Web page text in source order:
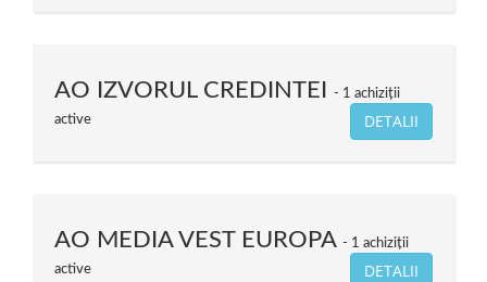
AO IZVORUL CREDINTEI
1 achiziții
active
DETALII
AO MEDIA VEST EUROPA
1 achiziții
active
DETALII